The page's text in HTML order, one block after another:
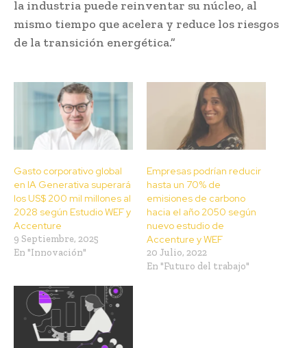
la industria puede reinventar su núcleo, al
mismo tiempo que acelera y reduce los riesgos
de la transición energética.”
Gasto corporativo global
en IA Generativa superará
los US$ 200 mil millones al
2028 según Estudio WEF y
Accenture
9 Septiembre, 2025
En "Innovación"
Empresas podrían reducir
hasta un 70% de
emisiones de carbono
hacia el año 2050 según
nuevo estudio de
Accenture y WEF
20 Julio, 2022
En "Futuro del trabajo"